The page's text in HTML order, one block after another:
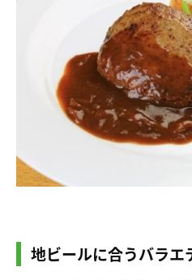
地ビールに合うバラエ